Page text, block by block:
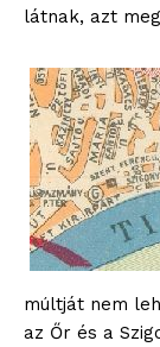
látnak, azt
múltját nem
az Őr és a